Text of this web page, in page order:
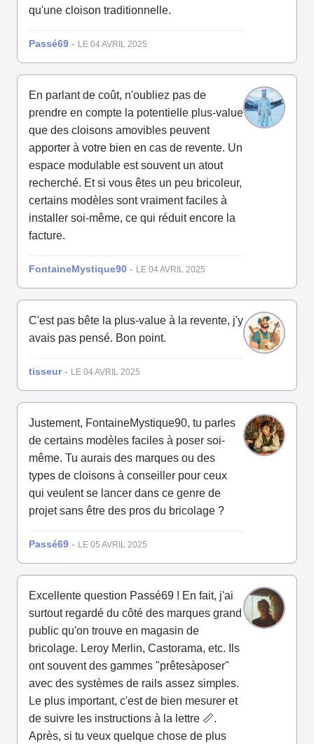
qu'une cloison traditionnelle.
Passé69 - LE 04 AVRIL 2025
En parlant de coût, n'oubliez pas de
prendre en compte la potentielle plus-value
que des cloisons amovibles peuvent
apporter à votre bien en cas de revente. Un
espace modulable est souvent un atout
recherché. Et si vous êtes un peu bricoleur,
certains modèles sont vraiment faciles à
installer soi-même, ce qui réduit encore la
facture.
FontaineMystique90 - LE 04 AVRIL 2025
C'est pas bête la plus-value à la revente, j'y
avais pas pensé. Bon point.
tisseur- LE 04 AVRIL 2025
Justement, FontaineMystique90, tu parles
de certains modèles faciles à poser soi-
même. Tu aurais des marques ou des
types de cloisons à conseiller pour ceux
qui veulent se lancer dans ce genre de
projet sans être des pros du bricolage ?
Passé69 - LE 05 AVRIL 2025
Excellente question Passé69 ! En fait, j'ai
surtout regardé du côté des marques grand
public qu'on trouve en magasin de
bricolage. Leroy Merlin, Castorama, etc. Ils
ont souvent des gammes "prêtesàposer"
avec des systèmes de rails assez simples.
Le plus important, c'est de bien mesurer et
de suivre les instructions à la lettre 📏.
Après, si tu veux quelque chose de plus